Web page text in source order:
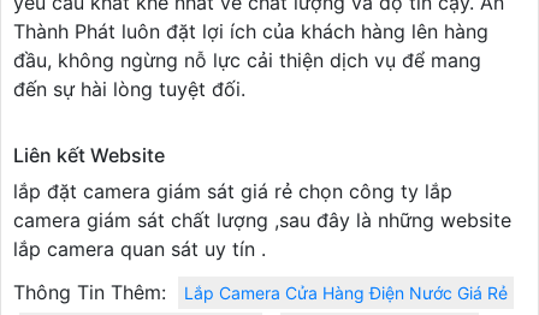
Thành Phát luôn đặt lợi ích của khách hàng lên hàng
đầu, không ngừng nỗ lực cải thiện dịch vụ để mang
đến sự hài lòng tuyệt đối.
Liên kết Website
lắp đặt camera giám sát giá rẻ chọn công ty lắp
camera giám sát chất lượng ,sau đây là những website
lắp camera quan sát uy tín .
Thông Tin Thêm:
Lắp Camera Cửa Hàng Điện Nước Giá Rẻ